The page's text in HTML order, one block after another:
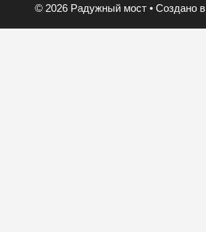
© 2026 Радужный мост • Создано в